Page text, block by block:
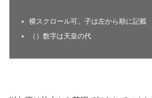
横スクロール可。子は左から順に記載
（）数字は天皇の代